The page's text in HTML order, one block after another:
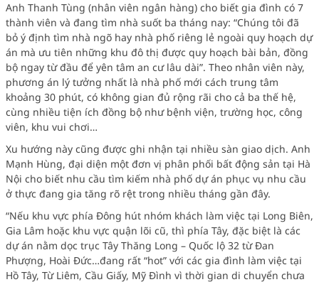
Anh Thanh Tùng (nhân viên ngân hàng) cho biết gia đình có 7
thành viên và đang tìm nhà suốt ba tháng nay: “Chúng tôi đã
bỏ ý định tìm nhà ngõ hay nhà phố riêng lẻ ngoài quy hoạch dự
án mà ưu tiên những khu đô thị được quy hoạch bài bản, đồng
bộ ngay từ đầu để yên tâm an cư lâu dài”. Theo nhân viên này,
phương án lý tưởng nhất là nhà phố mới cách trung tâm
khoảng 30 phút, có không gian đủ rộng rãi cho cả ba thế hệ,
cùng nhiều tiện ích đồng bộ như bệnh viện, trường học, công
viên, khu vui chơi…
Xu hướng này cũng được ghi nhận tại nhiều sàn giao dịch. Anh
Mạnh Hùng, đại diện một đơn vị phân phối bất động sản tại Hà
Nội cho biết nhu cầu tìm kiếm nhà phố dự án phục vụ nhu cầu
ở thực đang gia tăng rõ rệt trong nhiều tháng gần đây.
“Nếu khu vực phía Đông hút nhóm khách làm việc tại Long Biên,
Gia Lâm hoặc khu vực quận lõi cũ, thì phía Tây, đặc biệt là các
dự án nằm dọc trục Tây Thăng Long – Quốc lộ 32 từ Đan
Phượng, Hoài Đức…đang rất “hot” với các gia đình làm việc tại
Hồ Tây, Từ Liêm, Cầu Giấy, Mỹ Đình vì thời gian di chuyển chưa